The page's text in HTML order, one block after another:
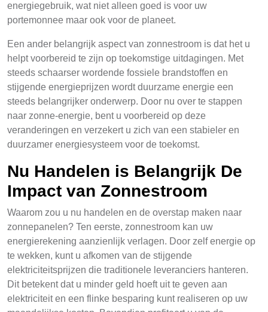
energiegebruik, wat niet alleen goed is voor uw
portemonnee maar ook voor de planeet.
Een ander belangrijk aspect van zonnestroom is dat het u
helpt voorbereid te zijn op toekomstige uitdagingen. Met
steeds schaarser wordende fossiele brandstoffen en
stijgende energieprijzen wordt duurzame energie een
steeds belangrijker onderwerp. Door nu over te stappen
naar zonne-energie, bent u voorbereid op deze
veranderingen en verzekert u zich van een stabieler en
duurzamer energiesysteem voor de toekomst.
Nu Handelen is Belangrijk De
Impact van Zonnestroom
Waarom zou u nu handelen en de overstap maken naar
zonnepanelen? Ten eerste, zonnestroom kan uw
energierekening aanzienlijk verlagen. Door zelf energie op
te wekken, kunt u afkomen van de stijgende
elektriciteitsprijzen die traditionele leveranciers hanteren.
Dit betekent dat u minder geld hoeft uit te geven aan
elektriciteit en een flinke besparing kunt realiseren op uw